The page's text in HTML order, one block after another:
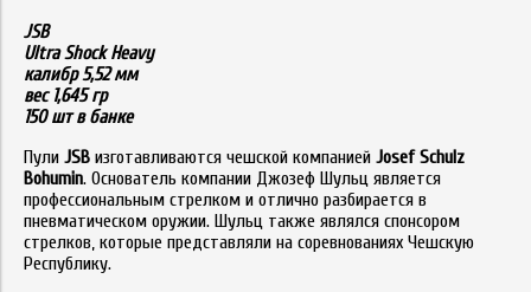
JSB
Ultra Shock Heavy
калибр 5,52 мм
вес 1,645 гр
150 шт в банке
Пули JSB изготавливаются чешской компанией Josef Schulz
Bohumin. Основатель компании Джозеф Шульц является
профессиональным стрелком и отлично разбирается в
пневматическом оружии. Шульц также являлся спонсором
стрелков, которые представляли на соревнованиях Чешскую
Республику.